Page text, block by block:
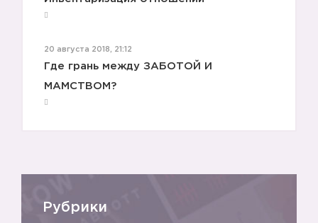
20 августа 2018, 21:12
Где грань между ЗАБОТОЙ И
МАМСТВОМ?
Рубрики